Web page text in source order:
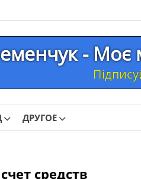
- Моє
ДРУГОЕ
средств